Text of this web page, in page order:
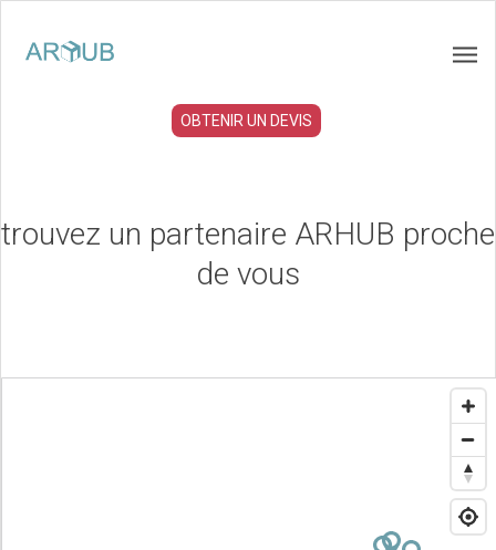
trouvez un partenaire ARHUB proche
de vous
OBTENIR UN DEVIS